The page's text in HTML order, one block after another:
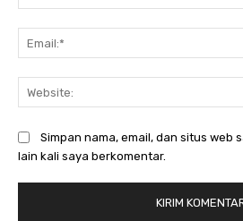
Simpan nama, email, dan situs web
lain kali saya berkomentar.